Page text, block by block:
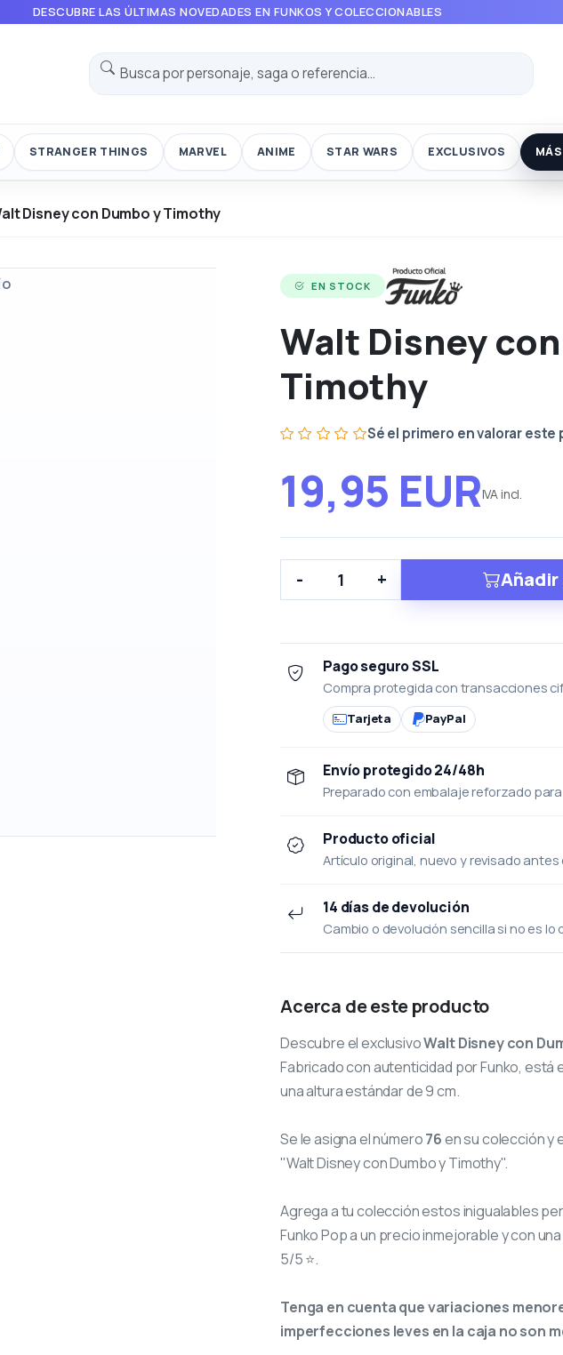
DESCUBRE LAS ÚLTIMAS NOVEDADES EN FUNKOS Y COLECCIONABLES
STRANGER THINGS MARVEL ANIME STAR WARS EXCLUSIVOS
Disney con Dumbo y Timothy
EN STOCK
Walt Disney
Timothy
Sé el primero en valorar
19,95 EURIVA incl.
- +
Pago seguro SSL
Compra protegida con transacciones
Tarjeta PayPal
Envío protegido 24/48h
Preparado con embalaje reforzado para
Producto oficial
Artículo original, nuevo y revisado antes
14 días de devolución
Cambio o devolución sencilla si no es lo
Acerca de este producto
Descubre el exclusivoWalt Disney con
Fabricado con autenticidad por Funko, está
una altura estándar de 9 cm.
Se le asigna el número76en su colección y
"Walt Disney con Dumbo y Timothy".
Agrega a tu colección estos inigualables
Funko Pop a un precio inmejorable y con
5/5 ⭐.
Tenga en cuenta que variaciones
imperfecciones leves en la caja no son